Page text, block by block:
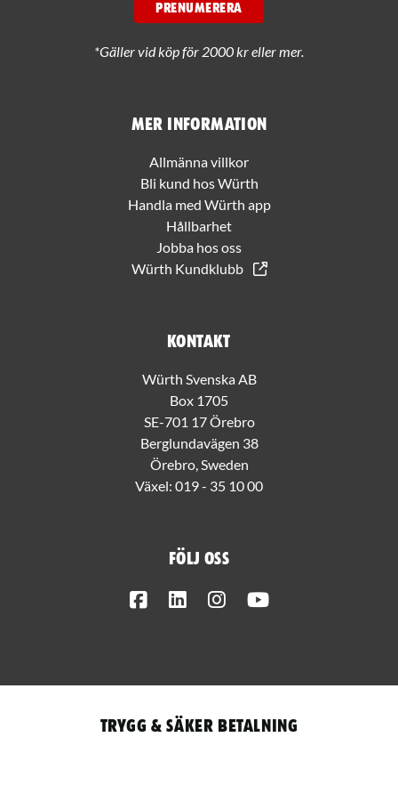
Mer information
Allmänna villkor
Bli kund hos Würth
Handla med Würth app
Hållbarhet
Jobba hos oss
Würth Kundklubb
Kontakt
Würth Svenska AB
Box 1705
SE-701 17 Örebro
Berglundavägen 38
Örebro, Sweden
Växel: 019 - 35 10 00
Följ oss
FacebookLinkedInInstagram
PRENUMERERA
*Gäller vid köp för 2000 kr eller mer.
Trygg & säker betalning